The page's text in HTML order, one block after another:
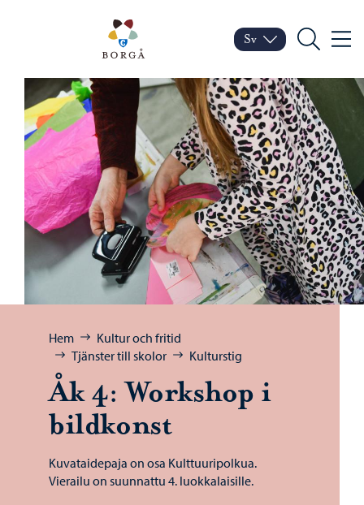
Porvoo – Gå till
Byt språk
Nuvarande språk:
Sv
Sök Meny
Bläddra:
Hem
Kultur och fritid
Tjänster till skolor
Kulturstig
Åk 4: Workshop i
bildkonst
Kuvataidepaja on osa Kulttuuripolkua.
Vierailu on suunnattu 4. luokkalaisille.